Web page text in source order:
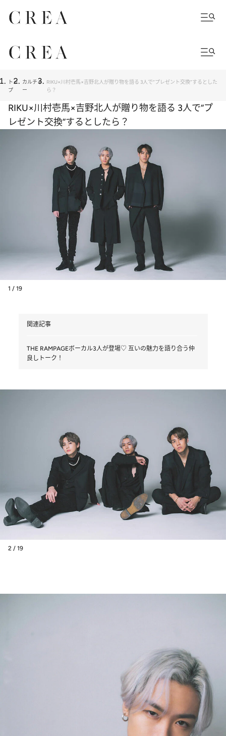
トッ
プ
カルチャ
ー
RIKU×川村壱馬×吉野北人が贈り物を語る 3人で“プレゼント交換”するとした
ら？
RIKU×川村壱馬×吉野北人が贈り物を語る 3人で“プ
レゼント交換”するとしたら？
1 / 19
関連記事
THE RAMPAGEボーカル3人が登場♡ 互いの魅力を語り合う仲
良しトーク！
2 / 19